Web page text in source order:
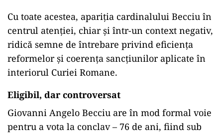
Cu toate acestea, apariția cardinalului Becciu în
centrul atenției, chiar și într-un context negativ,
ridică semne de întrebare privind eficiența
reformelor și coerența sancțiunilor aplicate în
interiorul Curiei Romane.
Eligibil, dar controversat
Giovanni Angelo Becciu are în mod formal voie
pentru a vota la conclav – 76 de ani, fiind sub